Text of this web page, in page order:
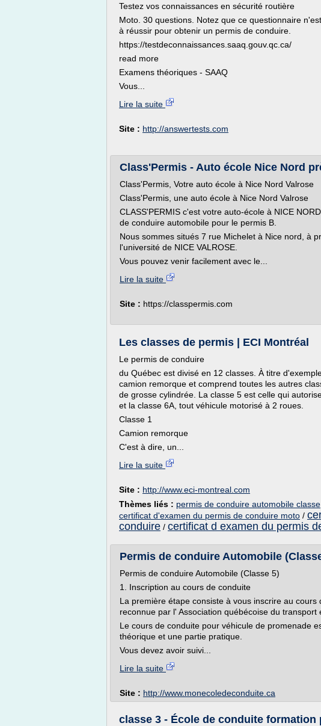
Testez vos connaissances en sécurité routière
Moto. 30 questions. Notez que ce questionnaire
à réussir pour obtenir un permis de conduire.
https://testdeconnaissances.saaq.gouv.qc.ca/
read more
Examens théoriques - SAAQ
Vous...
Lire la suite
Site : http://answertests.com
Class'Permis - Auto école Nice Nord
Class'Permis, Votre auto école à Nice Nord Valrose
Class'Permis, une auto école à Nice Nord Valrose
CLASS'PERMIS c'est votre auto-école à NICE
de conduire automobile pour le permis B.
Nous sommes situés 7 rue Michelet à Nice nord, à
l'université de NICE VALROSE.
Vous pouvez venir facilement avec le...
Lire la suite
Site : https://classpermis.com
Les classes de permis | ECI Montréal
Le permis de conduire
du Québec est divisé en 12 classes. À titre
camion remorque et comprend toutes les autres
de grosse cylindrée. La classe 5 est celle qui
et la classe 6A, tout véhicule motorisé à 2 roues.
Classe 1
Camion remorque
C'est à dire, un...
Lire la suite
Site : http://www.eci-montreal.com
Thèmes liés : permis de conduire automobile classe
certificat d'examen du permis de conduire moto /
conduire / certificat d examen du permis
Permis de conduire Automobile
Permis de conduire Automobile (Classe 5)
1. Inscription au cours de conduite
La première étape consiste à vous inscrire au
reconnue par l' Association québécoise du transport
Le cours de conduite pour véhicule de promenade
théorique et une partie pratique.
Vous devez avoir suivi...
Lire la suite
Site : http://www.monecoledeconduite.ca
classe 3 - École de conduite formation